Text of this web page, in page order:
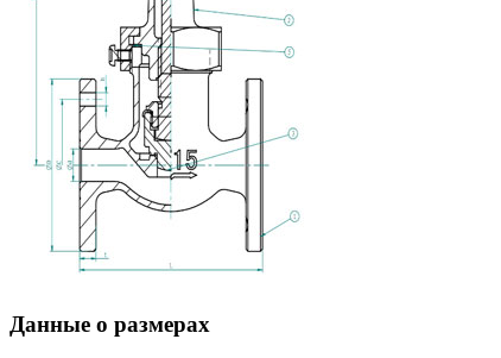
Данные о размерах